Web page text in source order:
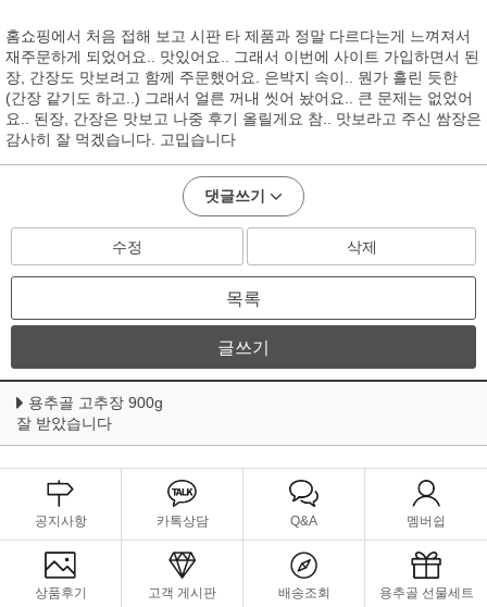
홈쇼핑에서 처음 접해 보고 시판 타 제품과 정말 다르다는게 느껴져서
재주문하게 되었어요.. 맛있어요.. 그래서 이번에 사이트 가입하면서 된
장, 간장도 맛보려고 함께 주문했어요. 은박지 속이.. 뭔가 흘린 듯한
(간장 같기도 하고..) 그래서 얼른 꺼내 씻어 놨어요.. 큰 문제는 없었어
요.. 된장, 간장은 맛보고 나중 후기 올릴게요 참.. 맛보라고 주신 쌈장은
감사히 잘 먹겠습니다. 고밉습니다
댓글쓰기
수정 삭제
목록
글쓰기
용추골 고추장 900g
잘 받았습니다
공지사항 카톡상담 Q&A 멤버쉽
상품후기 고객 게시판 배송조회 용추골 선물세트